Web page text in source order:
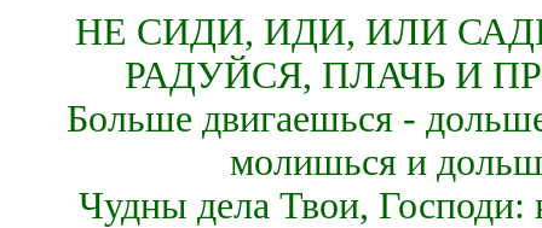
НЕ СИДИ, ИДИ, ИЛИ
РАДУЙСЯ, ПЛАЧЬ И
Больше двигаешься -
молишься и
Чудны дела Твои, Господи: